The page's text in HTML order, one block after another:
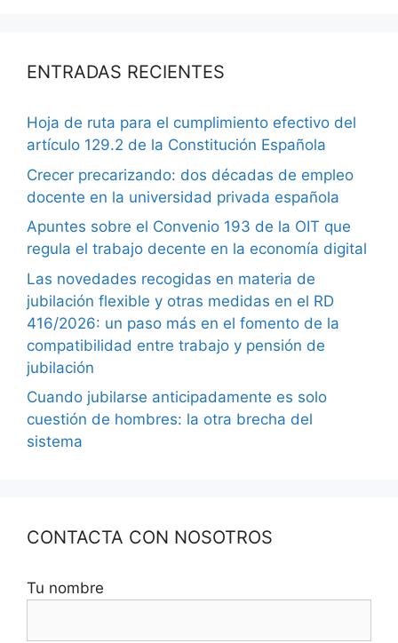
ENTRADAS RECIENTES
Hoja de ruta para el cumplimiento efectivo del
artículo 129.2 de la Constitución Española
Crecer precarizando: dos décadas de empleo
docente en la universidad privada española
Apuntes sobre el Convenio 193 de la OIT que
regula el trabajo decente en la economía digital
Las novedades recogidas en materia de
jubilación flexible y otras medidas en el RD
416/2026: un paso más en el fomento de la
compatibilidad entre trabajo y pensión de
jubilación
Cuando jubilarse anticipadamente es solo
cuestión de hombres: la otra brecha del
sistema
CONTACTA CON NOSOTROS
Tu nombre